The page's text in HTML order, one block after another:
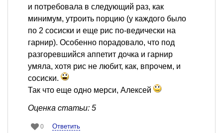
и потребовала в следующий раз, как
минимум, утроить порцию (у каждого было
по 2 сосиски и еще рис по-ведически на
гарнир). Особенно порадовало, что под
разгоревшийся аппетит дочка и гарнир
умяла, хотя рис не любит, как, впрочем, и
сосиски.
Так что еще одно мерси, Алексей
Оценка статьи: 5
0 Ответить